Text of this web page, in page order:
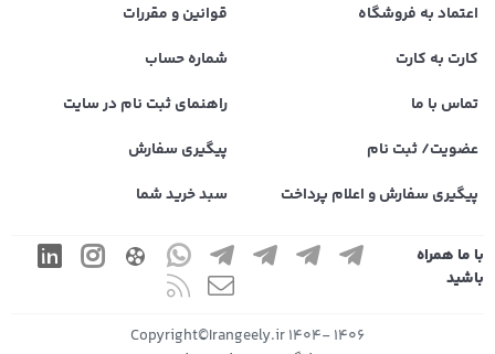
اعتماد به فروشگاه
قوانین و مقررات
کارت به کارت
شماره حساب
تماس با ما
راهنمای ثبت نام در سایت
عضویت/ ثبت نام
پیگیری سفارش
پیگیری سفارش و اعلام پرداخت
سبد خرید شما
با ما همراه
باشید
1406 -1404 Copyright©Irangeely.ir